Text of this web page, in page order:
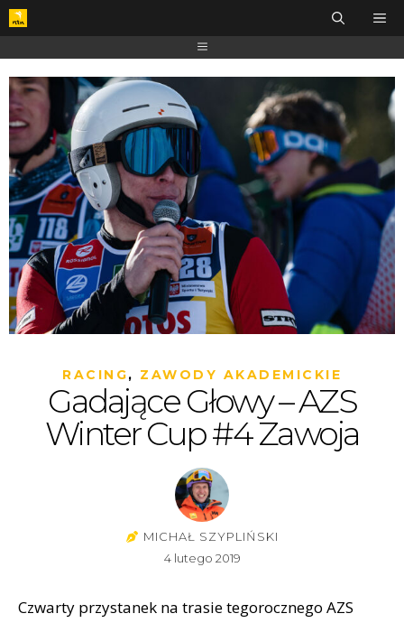
RACING, ZAWODY AKADEMICKIE
Gadające Głowy – AZS
Winter Cup #4 Zawoja
MICHAŁ SZYPLIŃSKI
4 lutego 2019
Czwarty przystanek na trasie tegorocznego AZS